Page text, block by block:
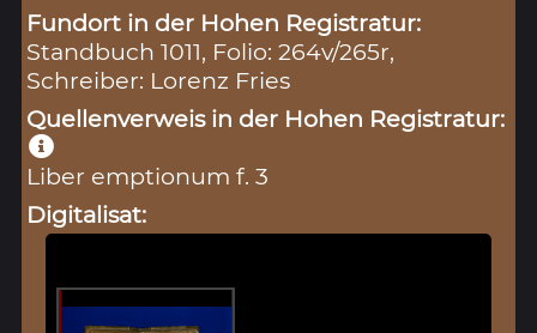
Fundort in der Hohen Registratur:
Standbuch 1011, Folio: 264v/265r,
Schreiber: Lorenz Fries
Quellenverweis in der Hohen Registratur:
Liber emptionum f. 3
Digitalisat: